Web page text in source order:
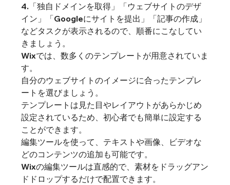
4.「独自ドメインを取得」「ウェブサイトのデザ
イン」「Googleにサイトを提出」「記事の作成」
などタスクが表示されるので、順番にこなしてい
きましょう。
Wixでは、数多くのテンプレートが用意されていま
す。
自分のウェブサイトのイメージに合ったテンプレ
ートを選びましょう。
テンプレートは見た目やレイアウトがあらかじめ
設定されているため、初心者でも簡単に設定する
ことができます。
編集ツールを使って、テキストや画像、ビデオな
どのコンテンツの追加も可能です。
Wixの編集ツールは直感的で、素材をドラッグアン
ドドロップするだけで配置できます。